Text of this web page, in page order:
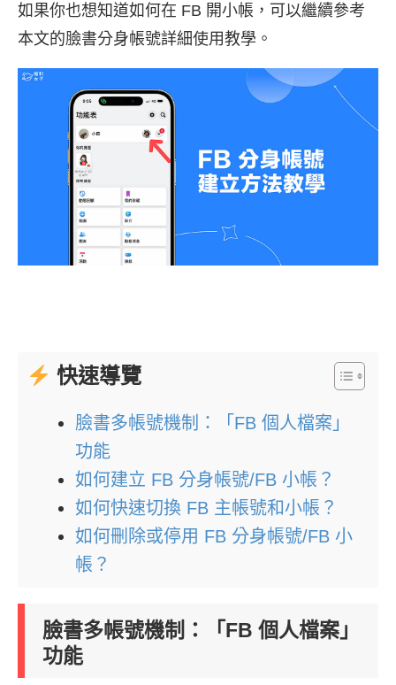
如果你也想知道如何在 FB 開小帳，可以繼續參考
本文的臉書分身帳號詳細使用教學。
快速導覽
臉書多帳號機制：「FB 個人檔案」
功能
如何建立 FB 分身帳號/FB 小帳？
如何快速切換 FB 主帳號和小帳？
如何刪除或停用 FB 分身帳號/FB 小
帳？
臉書多帳號機制：「FB 個人檔案」
功能